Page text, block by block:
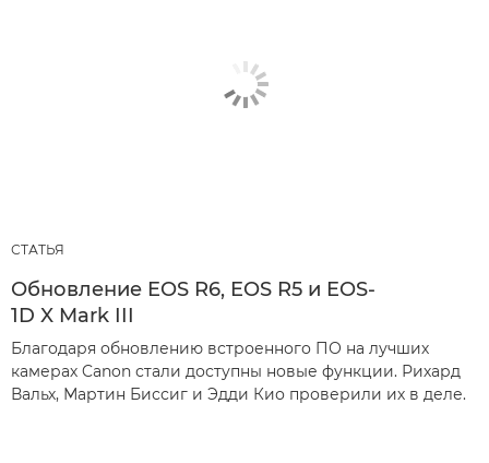
СТАТЬЯ
Обновление EOS R6, EOS R5 и EOS-
1D X Mark III
Благодаря обновлению встроенного ПО на лучших
камерах Canon стали доступны новые функции. Рихард
Вальх, Мартин Биссиг и Эдди Кио проверили их в деле.